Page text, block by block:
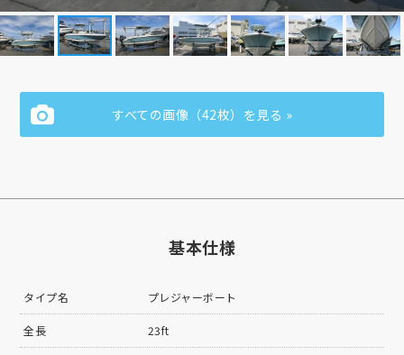
すべての画像（42枚）を見る »
基本仕様
タイプ名 プレジャーボート
全長 23ft